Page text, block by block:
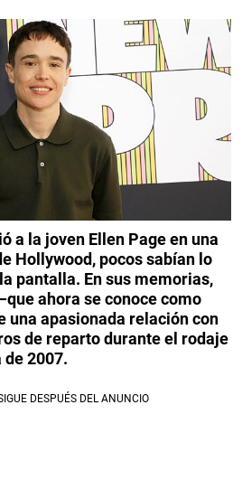
a la joven Ellen Page en una
Hollywood, pocos sabían lo
pantalla. En sus memorias,
ahora se conoce como
una apasionada relación con
de reparto durante el rodaje
2007.